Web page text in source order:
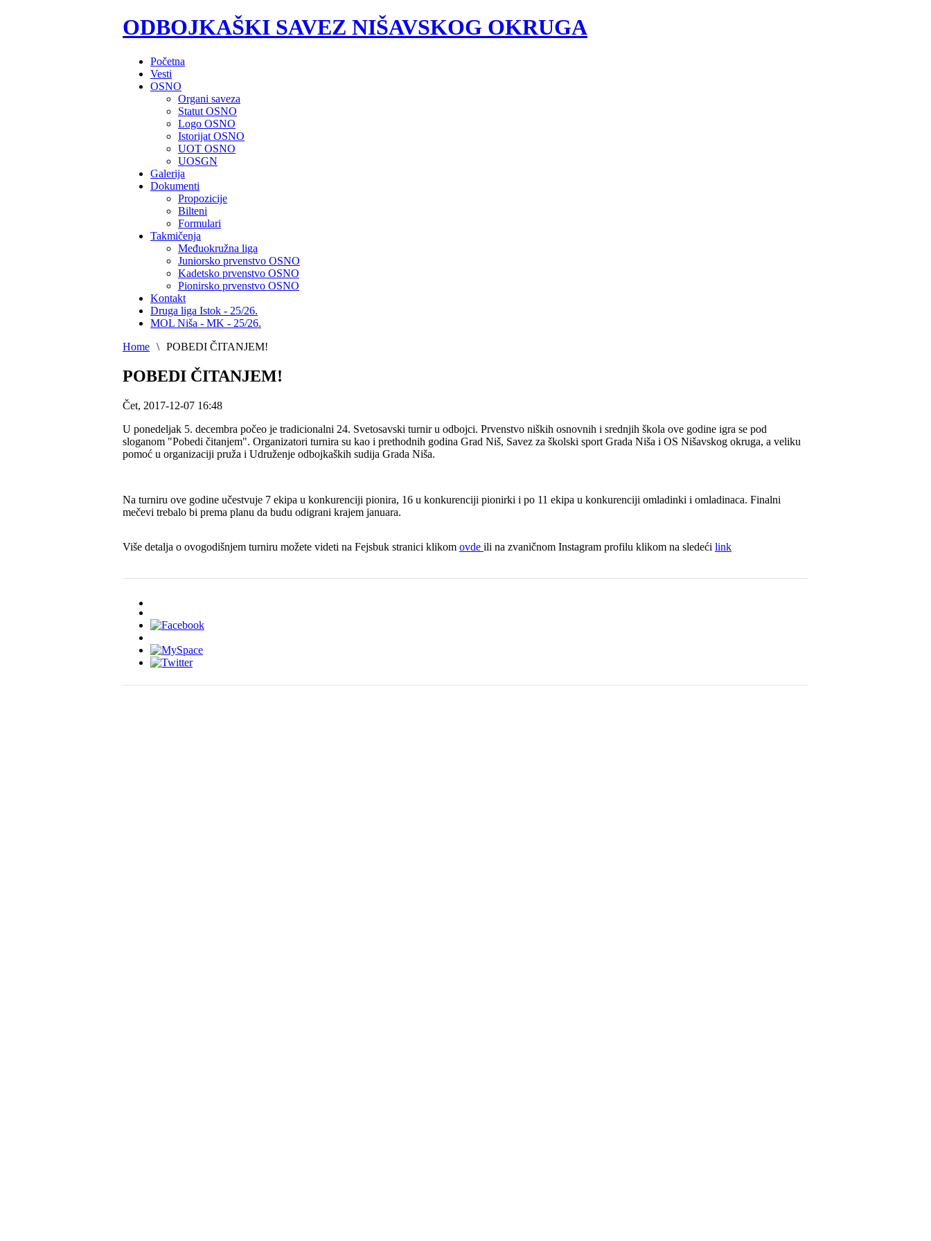
ODBOJKAŠKI SAVEZ NIŠAVSKOG OKRUGA
Početna
Vesti
OSNO
Organi saveza
Statut OSNO
Logo OSNO
Istorijat OSNO
UOT OSNO
UOSGN
Galerija
Dokumenti
Propozicije
Bilteni
Formulari
Takmičenja
Međuokružna liga
Juniorsko prvenstvo OSNO
Kadetsko prvenstvo OSNO
Pionirsko prvenstvo OSNO
Kontakt
Druga liga Istok - 25/26.
MOL Niša - MK - 25/26.
Home \ POBEDI ČITANJEM!
POBEDI ČITANJEM!
Čet, 2017-12-07 16:48
U ponedeljak 5. decembra počeo je tradicionalni 24. Svetosavski turnir u odbojci. Prvenstvo niških osnovnih i srednjih škola ove godine igra se pod
sloganom "Pobedi čitanjem". Organizatori turnira su kao i prethodnih godina Grad Niš, Savez za školski sport Grada Niša i OS Nišavskog okruga, a veliku
pomoć u organizaciji pruža i Udruženje odbojkaških sudija Grada Niša.
Na turniru ove godine učestvuje 7 ekipa u konkurenciji pionira, 16 u konkurenciji pionirki i po 11 ekipa u konkurenciji omladinki i omladinaca. Finalni
mečevi trebalo bi prema planu da budu odigrani krajem januara.
Više detalja o ovogodišnjem turniru možete videti na Fejsbuk stranici klikom ovde ili na zvaničnom Instagram profilu klikom na sledeći link